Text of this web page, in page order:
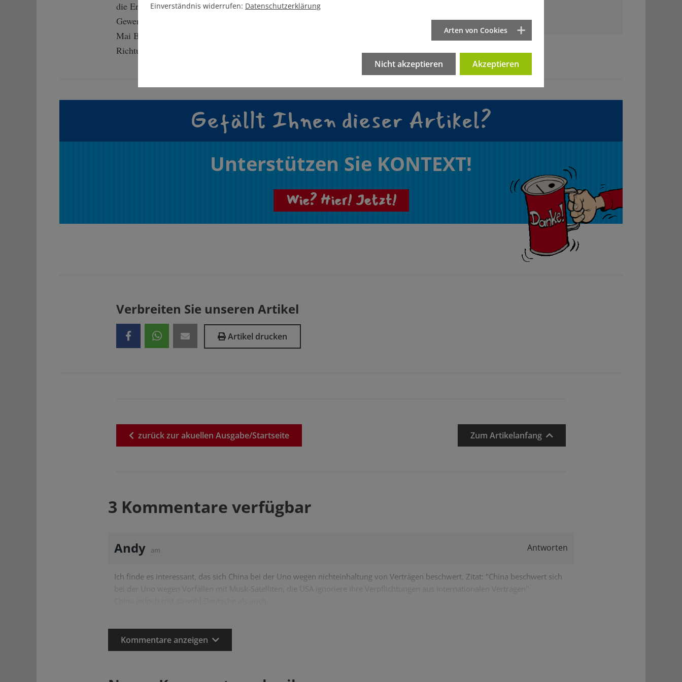
die Ermittlungen der Staatsanwaltschaft ergeben, das
Gewerbeaufsichtsamt ist auch dran. Und dann stehen ja von März bis
Mai Betriebsratswahlen an. Mal sehen, ob wir da Gegenwind aus
Richtung der Geschäftsleitung bekommen."
Gefällt Ihnen dieser Artikel?
Unterstützen Sie KONTEXT!
Wie? Hier! Jetzt!
Verbreiten Sie unseren Artikel
Artikel drucken
zurückzurakuellen Ausgabe/Startseite Zum Artikelanfang
3 Kommentare verfügbar
Andy am Antworten
Ich finde es interessant, das sich China bei der Uno wegen nichteinhaltung von Verträgen beschwert. Zitat: "China beschwert sich
bei der Uno wegen Vorfällen mit Musk-Satelliten, die USA ignoriere ihre Verpflichtungen aus internationalen Verträgen"
Kommentare anzeigen
Einverständnis widerrufen: Datenschutzerklärung
Arten von Cookies
Nicht akzeptieren Akzeptieren